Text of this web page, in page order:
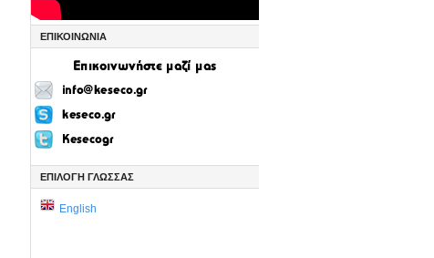
ΕΠΙΚΟΙΝΩΝΙΑ
ΕΠΙΛΟΓΗ ΓΛΩΣΣΑΣ
English